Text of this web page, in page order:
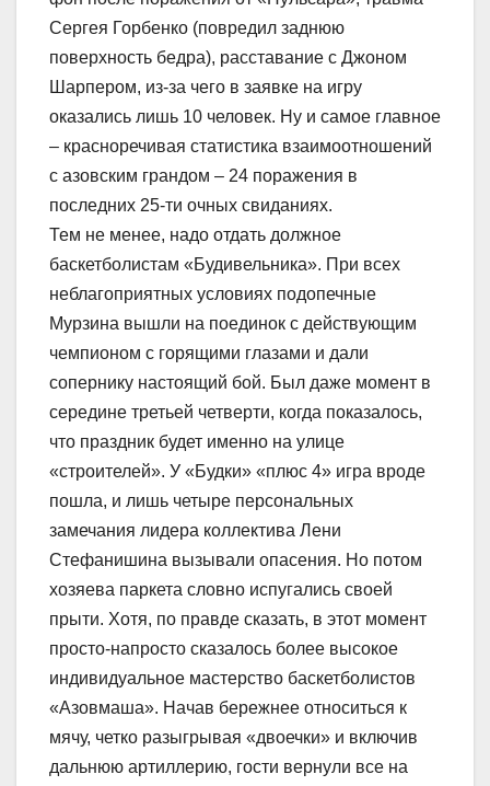
Сергея Горбенко (повредил заднюю
поверхность бедра), расставание с Джоном
Шарпером, из-за чего в заявке на игру
оказались лишь 10 человек. Ну и самое главное
– красноречивая статистика взаимоотношений
с азовским грандом – 24 поражения в
последних 25-ти очных свиданиях.
Тем не менее, надо отдать должное
баскетболистам «Будивельника». При всех
неблагоприятных условиях подопечные
Мурзина вышли на поединок с действующим
чемпионом с горящими глазами и дали
сопернику настоящий бой. Был даже момент в
середине третьей четверти, когда показалось,
что праздник будет именно на улице
«строителей». У «Будки» «плюс 4» игра вроде
пошла, и лишь четыре персональных
замечания лидера коллектива Лени
Стефанишина вызывали опасения. Но потом
хозяева паркета словно испугались своей
прыти. Хотя, по правде сказать, в этот момент
просто-напросто сказалось более высокое
индивидуальное мастерство баскетболистов
«Азовмаша». Начав бережнее относиться к
мячу, четко разыгрывая «двоечки» и включив
дальнюю артиллерию, гости вернули все на